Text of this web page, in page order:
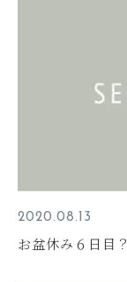
2020.08.13
お盆休み６日目？